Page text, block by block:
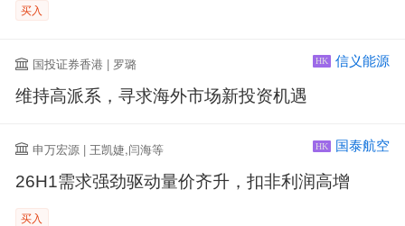
买入
国投证券香港 | 罗璐 HK 信义能源
维持高派系，寻求海外市场新投资机遇
申万宏源 | 王凯婕,闫海等 HK 国泰航空
26H1需求强劲驱动量价齐升，扣非利润高增
买入